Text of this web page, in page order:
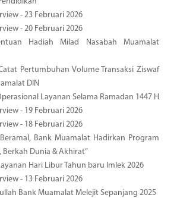
- 23 Februari 2026
- 20 Februari 2026
Hadiah Milad Nasabah Muamalat
Pertumbuhan Volume Transaksi Ziswaf
DIN
Layanan Selama Ramadan 1447 H
- 19 Februari 2026
- 18 Februari 2026
Bank Muamalat Hadirkan Program
Berkah Dunia & Akhirat”
Hari Libur Tahun baru Imlek 2026
- 13 Februari 2026
Bank Muamalat Melejit Sepanjang 2025